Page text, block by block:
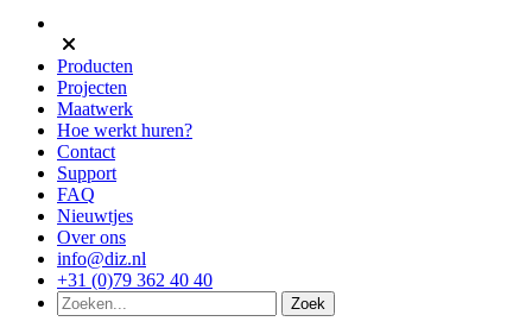
Producten
Projecten
Maatwerk
Hoe werkt huren?
Contact
Support
FAQ
Nieuwtjes
Over ons
info@diz.nl
+31 (0)79 362 40 40